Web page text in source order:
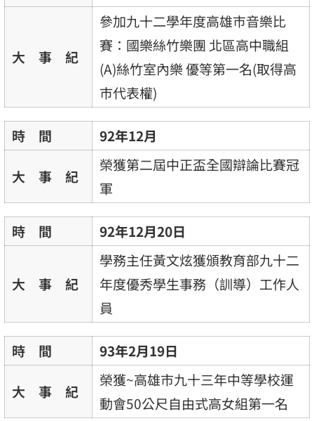
大 事 紀
參加九十二學年度高雄巿音樂比
賽：國樂絲竹樂團 北區高中職組
(A)絲竹室內樂 優等第一名(取得高
巿代表權)
時 間 92年12月
大 事 紀
榮獲第二屆中正盃全國辯論比賽冠
軍
時 間 92年12月20日
大 事 紀
學務主任黃文炫獲頒教育部九十二
年度優秀學生事務（訓導）工作人
員
時 間 93年2月19日
大 事 紀
榮獲~高雄市九十三年中等學校運
動會50公尺自由式高女組第一名